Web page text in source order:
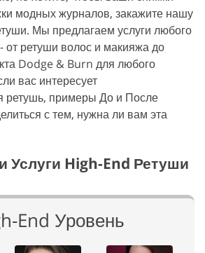
модных журналов, закажите нашу
Мы предлагаем услуги любого
от ретуши волос и макияжа до
Dodge & Burn для любого
вас интересует
ретушь, примеры До и После
с тем, нужна ли вам эта
High-End Ретуши
End Уровень